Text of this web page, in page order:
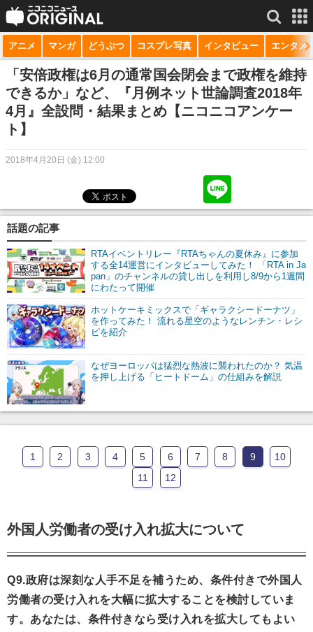
サービス一覧 もっと見る
niconico
動画
ニュース
マンガ
ニコニコQ
アニメ マンガ どうぶつ コスプレ写真 インタビュー エンタメ
「安倍政権は6月の通常国会閉会まで政権を維持
できるか」など、『月例ネット世論調査2018年
4月』全設問・結果まとめ【ニコニコアンケー
ト】
2018年4月20日 (金) 12:00
話題の記事
RTAイベントリレー『RTAちゃんの夏休み』に参加
する全14運営にインタビューしてみた！ 「RTA in Ja
pan」のチャンネルの貸し出しを利用し8/9から1週間
にわたって開催
ホットケーキミックスで「ギャラクシードーナツ」
を作ってみた！ 流れる星空のようなレンチン・レシ
ピを紹介
なぜヨーロッパは猛烈な熱波に襲われたのか？ 気温
を押し上げる「ヒートドーム」の仕組みを解説
1 2 3 4 5 6 7 8 9
10
11
12
外国人労働者の受け入れ拡大について
Q9.政府は深刻な人手不足を補うため、条件付きで外国人
労働者の受け入れを大幅に拡大することを検討していま
す。あなたは、条件付きなら受け入れを拡大してもよい